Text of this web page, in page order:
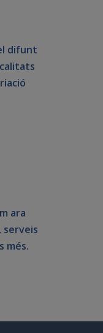
difunt
ara
serveis
més.